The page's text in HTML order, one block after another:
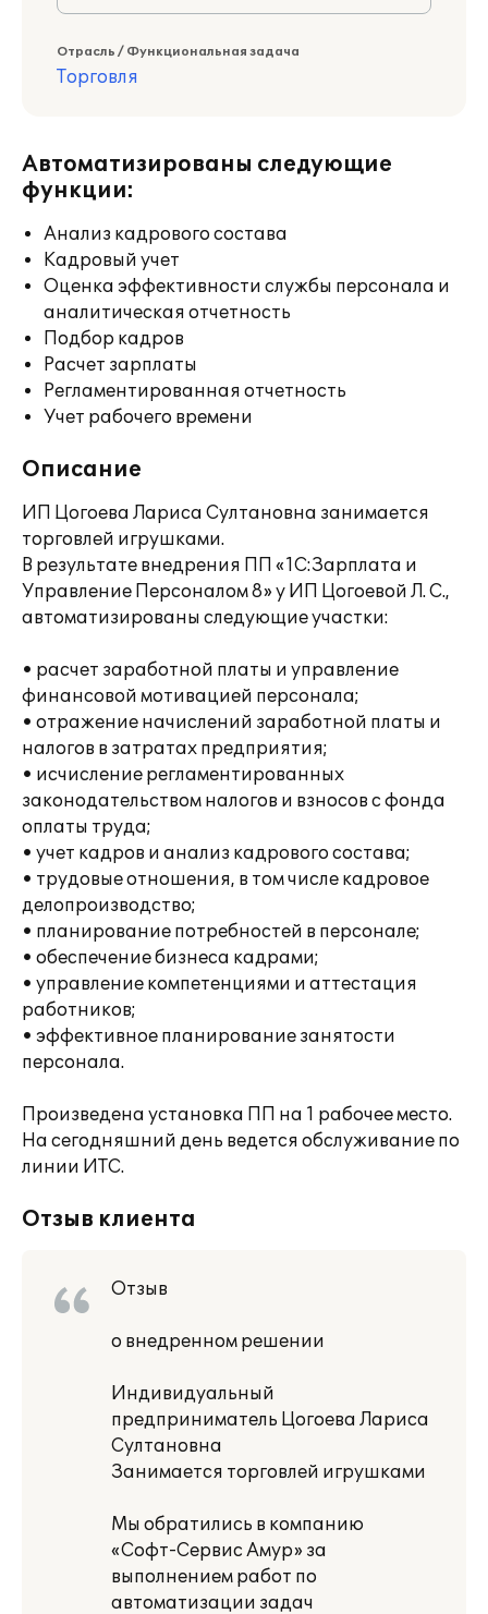
Отрасль / Функциональная задача
Торговля
Автоматизированы следующие
функции:
Анализ кадрового состава
Кадровый учет
Оценка эффективности службы персонала и
аналитическая отчетность
Подбор кадров
Расчет зарплаты
Регламентированная отчетность
Учет рабочего времени
Описание
ИП Цогоева Лариса Султановна занимается
торговлей игрушками.
В результате внедрения ПП «1С:Зарплата и
Управление Персоналом 8» у ИП Цогоевой Л. С.,
автоматизированы следующие участки:
• расчет заработной платы и управление
финансовой мотивацией персонала;
• отражение начислений заработной платы и
налогов в затратах предприятия;
• исчисление регламентированных
законодательством налогов и взносов с фонда
оплаты труда;
• учет кадров и анализ кадрового состава;
• трудовые отношения, в том числе кадровое
делопроизводство;
• планирование потребностей в персонале;
• обеспечение бизнеса кадрами;
• управление компетенциями и аттестация
работников;
• эффективное планирование занятости
персонала.
Произведена установка ПП на 1 рабочее место.
На сегодняшний день ведется обслуживание по
линии ИТС.
Отзыв клиента
Отзыв
о внедренном решении
Индивидуальный
предприниматель Цогоева Лариса
Султановна
Занимается торговлей игрушками
Мы обратились в компанию
«Софт-Сервис Амур» за
выполнением работ по
автоматизации задач